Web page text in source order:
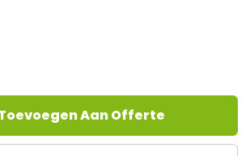
Aan Offerte